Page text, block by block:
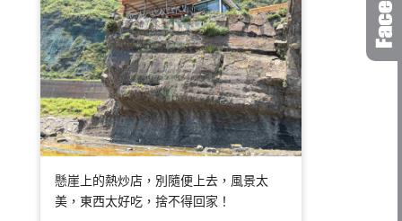
懸崖上的熱炒店，別隨便上去，風景太
美，東西太好吃，捨不得回家！